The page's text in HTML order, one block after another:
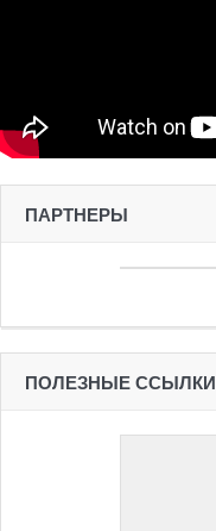
ПАРТНЕРЫ
ПОЛЕЗНЫЕ ССЫЛКИ